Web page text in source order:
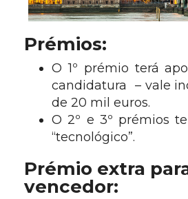
Prémios:
O 1º prémio terá
candidatura – vale
de 20 mil euros.
O 2º e 3º prémios
“tecnológico”.
Prémio extra
vencedor: